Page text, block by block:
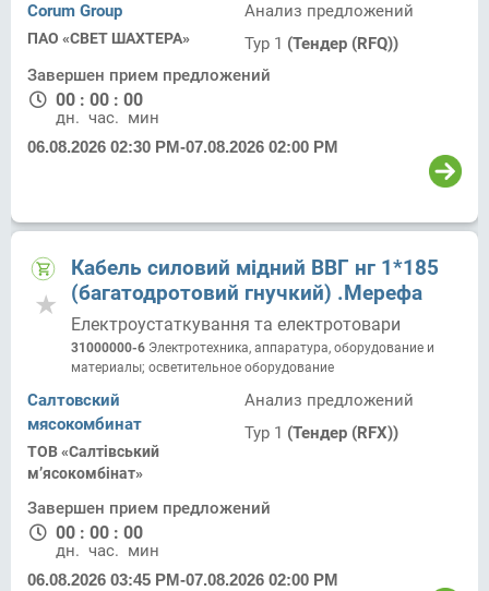
Corum Group
ПАО «СВЕТ ШАХТЕРА»
Анализ предложений
Тур 1 (Тендер (RFQ))
Завершен прием предложений
00 : 00 : 00
дн. час. мин.
06.08.2026 02:30 PM-07.08.2026 02:00 PM
Кабель силовий мідний ВВГ нг 1*185
(багатодротовий гнучкий) .Мерефа
Електроустаткування та електротовари
31000000-6 Электротехника, аппаратура, оборудование и
материалы; осветительное оборудование
Салтовский
мясокомбинат
ТОВ «Салтівський
м’ясокомбінат»
Анализ предложений
Тур 1 (Тендер (RFX))
Завершен прием предложений
00 : 00 : 00
дн. час. мин.
06.08.2026 03:45 PM-07.08.2026 02:00 PM